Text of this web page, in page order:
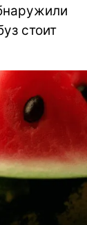
стоит